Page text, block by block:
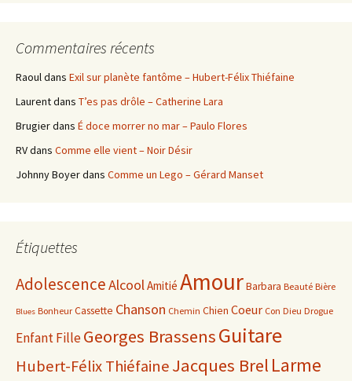
Commentaires récents
Raouldans Exil sur planète fantôme – Hubert-Félix Thiéfaine
Laurentdans T’es pas drôle – Catherine Lara
Brugierdans É doce morrer no mar – Paulo Flores
RVdans Comme elle vient – Noir Désir
Johnny Boyerdans Comme un Lego – Gérard Manset
Étiquettes
AdolescenceAlcoolAmitié AmourBarbara Beauté Bière
Blues Bonheur Cassette Chanson Chemin Chien Coeur Con Dieu Drogue
EnfantFilleGeorges BrassensGuitare
Hubert-Félix ThiéfaineJacques Brel Larme